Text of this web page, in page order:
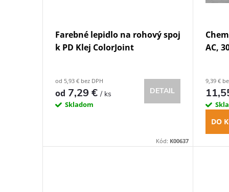
v
t
Farebné lepidlo na rohový spoj
k PD Klej ColorJoint
od 5,93 € bez DPH
od 7,29 €/ ks
Skladom
DETAIL
Kód: K00637
AC,
9,39 €
DO